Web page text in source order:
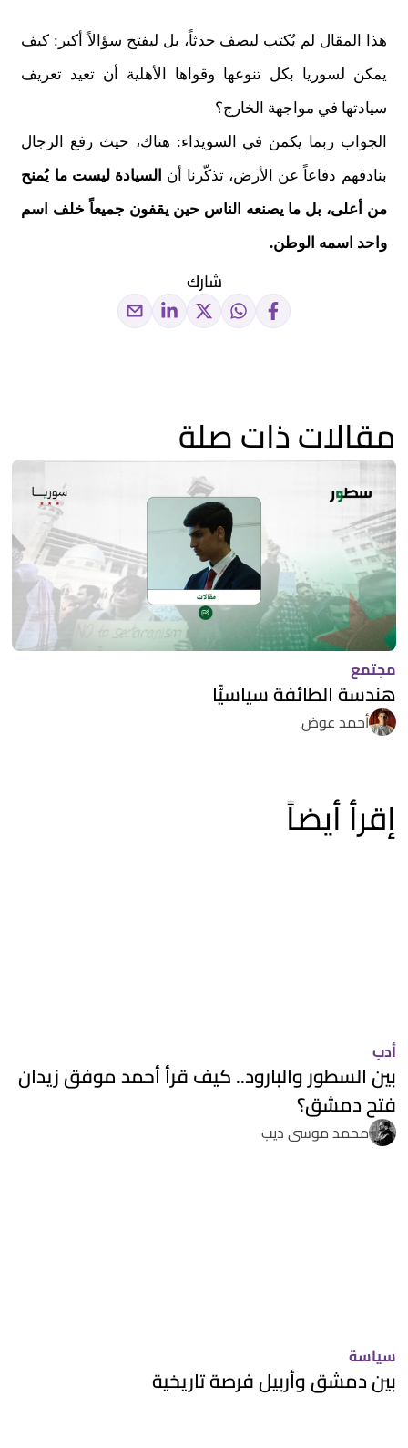
هذا المقال لم يُكتب ليصف حدثاً، بل ليفتح سؤالاً أكبر: كيف
يمكن لسوريا بكل تنوعها وقواها الأهلية أن تعيد تعريف
سيادتها في مواجهة الخارج؟
الجواب ربما يكمن في السويداء: هناك، حيث رفع الرجال
بنادقهم دفاعاً عن الأرض، تذكّرنا أن السيادة ليست ما يُمنح
من أعلى، بل ما يصنعه الناس حين يقفون جميعاً خلف اسم
واحد اسمه الوطن.
شارك
مقالات ذات صلة
مجتمع
هندسة الطائفة سياسيًّا
أحمد عوض
إقرأ أيضاً
أدب
بين السطور والبارود.. كيف قرأ أحمد موفق زيدان
فتح دمشق؟
محمد موسى ديب
سياسة
بين دمشق وأربيل فرصة تاريخية